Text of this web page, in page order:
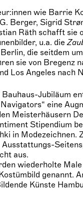
wie Barrie
Berger, Sigrid
Räth schafft sie
u.a. die
die seitdem
sie von Bregenz
Los Angeles nach
Bauhaus-Jubiläum
eine
Meisterhäusern
Stipendium
in Modezeichnen.
aus.
wiederholte
genannt.
Künste